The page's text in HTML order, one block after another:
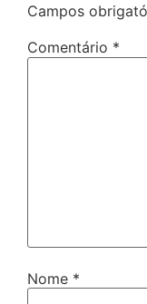
Campos
Comentário *
Nome *